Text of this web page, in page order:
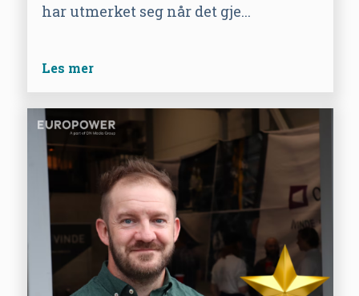
har utmerket seg når det gje...
Les mer